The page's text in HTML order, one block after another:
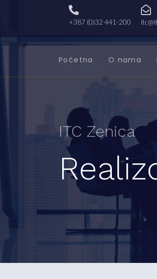
+387 (0)32 441-200
Početna O nama
ITC Zenica